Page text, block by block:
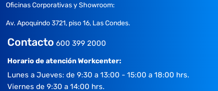
Oficinas Corporativas y Showroom:
Av. Apoquindo 3721, piso 16, Las Condes.
Contacto 600 399 2000
Horario de atención Workcenter:
Lunes a Jueves: de 9:30 a 13:00 - 15:00 a 18:00 hrs.
Viernes de 9:30 a 14:00 hrs.